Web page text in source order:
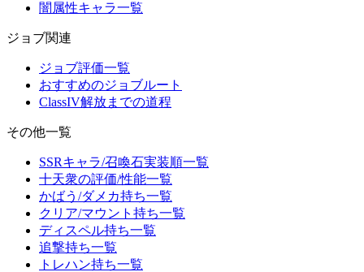
闇属性キャラ一覧
ジョブ関連
ジョブ評価一覧
おすすめのジョブルート
ClassIV解放までの道程
その他一覧
SSRキャラ/召喚石実装順一覧
十天衆の評価/性能一覧
かばう/ダメカ持ち一覧
クリア/マウント持ち一覧
ディスペル持ち一覧
追撃持ち一覧
トレハン持ち一覧